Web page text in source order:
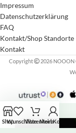
Impressum
Datenschutzerklärung
FAQ
Kontakt/Shop Standorte
Kontakt
Copyright 2026 NOOON
ShopWunschlisteWarenkorb
Mein Konto